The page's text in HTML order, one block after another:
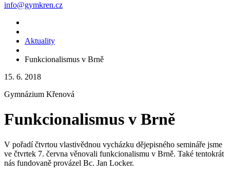
info@gymkren.cz
Aktuality
Funkcionalismus v Brně
15. 6. 2018
Gymnázium Křenová
Funkcionalismus v Brně
V pořadí čtvrtou vlastivědnou vycházku dějepisného semináře jsme
ve čtvrtek 7. června věnovali funkcionalismu v Brně. Také tentokrát
nás fundovaně provázel Bc. Jan Locker.